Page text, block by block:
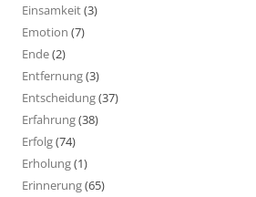
Einsamkeit(3)
Emotion (7)
Ende(2)
Entfernung(3)
Entscheidung(37)
Erfahrung(38)
Erfolg(74)
Erholung(1)
Erinnerung(65)